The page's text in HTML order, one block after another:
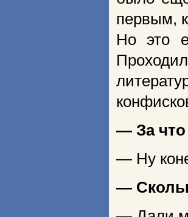
первым,
Но это
— За что
— Ну
—